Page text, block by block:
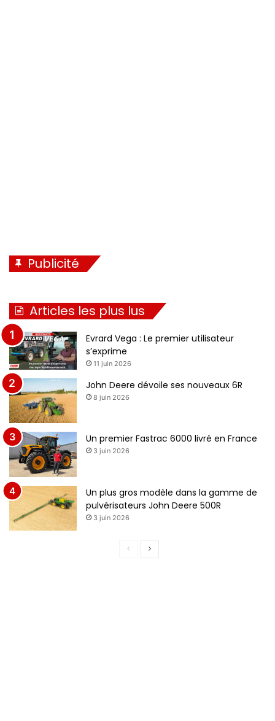
Publicité
Articles les plus lus
Evrard Vega : Le premier utilisateur
s’exprime
11 juin 2026
John Deere dévoile ses nouveaux 6R
8 juin 2026
Un premier Fastrac 6000 livré en France
3 juin 2026
Un plus gros modèle dans la gamme de
pulvérisateurs John Deere 500R
3 juin 2026
Page
Page